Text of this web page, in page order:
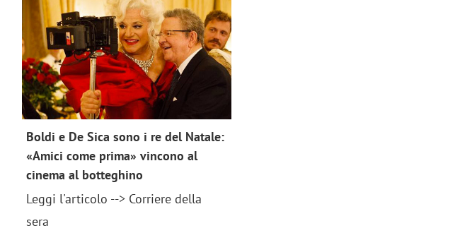
Boldi e De Sica sono i re del Natale:
«Amici come prima» vincono al
cinema al botteghino
Leggi l'articolo --> Corriere della
sera